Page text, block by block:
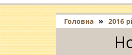
Головна » 2016